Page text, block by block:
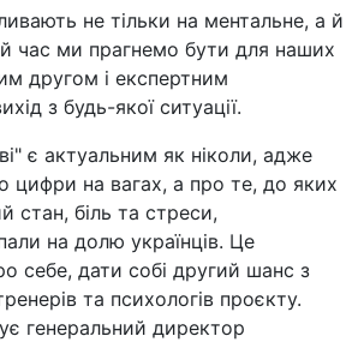
не тільки на ментальне, а й
час ми прагнемо бути для наших
другом і експертним
з будь-якої ситуації.
є актуальним як ніколи, адже
цифри на вагах, а про те, до яких
стан, біль та стреси,
на долю українців. Це
себе, дати собі другий шанс з
та психологів проєкту.
генеральний директор